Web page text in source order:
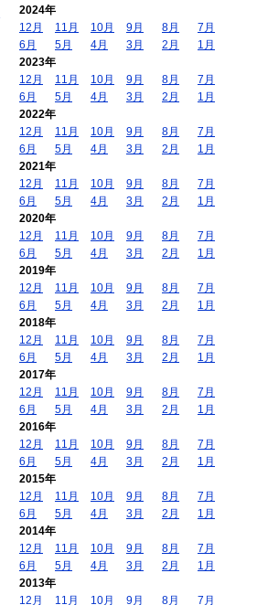
2024年
12月
11月 10月 9月 8月
7月
6月
5月 4月 3月 2月
1月
2023年
12月
11月 10月 9月 8月
7月
6月
5月 4月 3月 2月
1月
2022年
12月
11月 10月 9月 8月
7月
6月
5月 4月 3月 2月
1月
2021年
12月
11月 10月 9月 8月
7月
6月
5月 4月 3月 2月
1月
2020年
12月
11月 10月 9月 8月
7月
6月
5月 4月 3月 2月
1月
2019年
12月
11月 10月 9月 8月
7月
6月
5月 4月 3月 2月
1月
2018年
12月
11月 10月 9月 8月
7月
6月
5月 4月 3月 2月
1月
2017年
12月
11月 10月 9月 8月
7月
6月
5月 4月 3月 2月
1月
2016年
12月
11月 10月 9月 8月
7月
6月
5月 4月 3月 2月
1月
2015年
12月
11月 10月 9月 8月
7月
6月
5月 4月 3月 2月
1月
2014年
12月
11月 10月 9月 8月
7月
6月
5月 4月 3月 2月
1月
2013年
12月
11月 10月 9月 8月 7月